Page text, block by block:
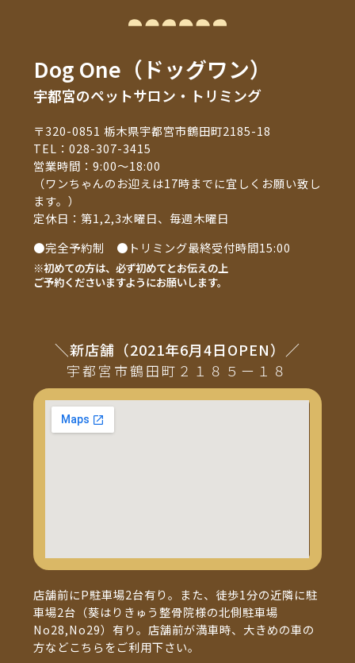
Dog One（ドッグワン）
宇都宮のペットサロン・トリミング
〒320-0851 栃木県宇都宮市鶴田町2185-18
TEL：028-307-3415
営業時間：9:00～18:00
（ワンちゃんのお迎えは17時までに宜しくお願い致し
ます。）
定休日：第1,2,3水曜日、毎週木曜日
●完全予約制 ●トリミング最終受付時間15:00
※初めての方は、必ず初めてとお伝えの上
ご予約くださいますようにお願いします。
＼新店舗（2021年6月4日OPEN）／
宇都宮市鶴田町２１８５ー１８
店舗前にP駐車場2台有り。また、徒歩1分の近隣に駐
車場2台（葵はりきゅう整骨院様の北側駐車場
No28,No29）有り。店舗前が満車時、大きめの車の
方などこちらをご利用下さい。